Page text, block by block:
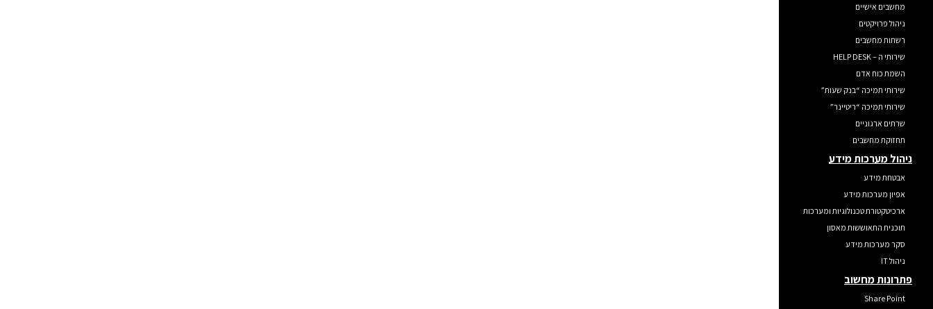
מחשבים אישיים
ניהול פרויקטים
רשתות מחשבים
שירותי ה – HELP DESK
השמת כוח אדם
שירותי תמיכה “בנק שעות”
שירותי תמיכה “ריטיינר”
שרתים ארגוניים
תחזוקת מחשבים
ניהול מערכות מידע
אבטחת מידע
אפיון מערכות מידע
ארכיטקטורת טכנולוגיות ומערכות
תוכנית התאוששות מאסון
סקר מערכות מידע
ניהול IT
פתרונות מחשוב
Share Point